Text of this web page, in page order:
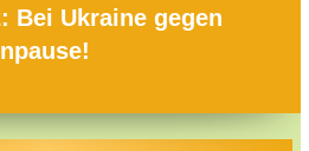
Bei Ukraine gegen